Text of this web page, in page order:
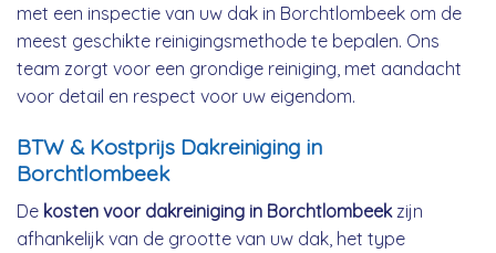
met een inspectie van uw dak in Borchtlombeek om de
meest geschikte reinigingsmethode te bepalen. Ons
team zorgt voor een grondige reiniging, met aandacht
voor detail en respect voor uw eigendom.
BTW & Kostprijs Dakreiniging in
Borchtlombeek
De kosten voor dakreiniging in Borchtlombeekzijn
afhankelijk van de grootte van uw dak, het type